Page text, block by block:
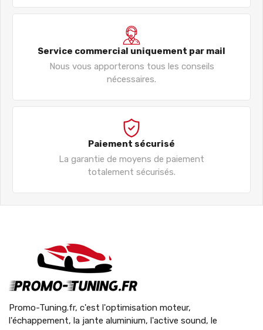
Service commercial uniquement par mail
Nous vous apporterons tous les conseils
nécessaires.
Paiement sécurisé
La garantie de moyens de paiement
totalement sécurisés.
Promo-Tuning.fr, c'est l'optimisation moteur,
l'échappement, la jante aluminium, l'active sound, le